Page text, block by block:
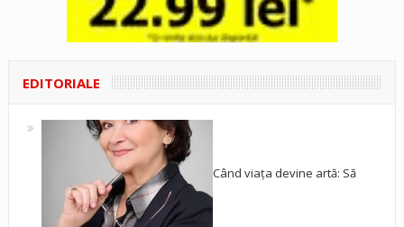
EDITORIALE
Când viața devine artă: Să